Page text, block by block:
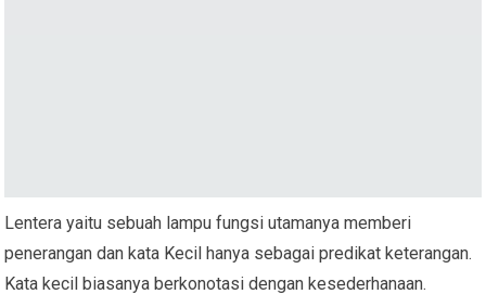
Lentera yaitu sebuah lampu fungsi utamanya memberi
penerangan dan kata Kecil hanya sebagai predikat keterangan.
Kata kecil biasanya berkonotasi dengan kesederhanaan.